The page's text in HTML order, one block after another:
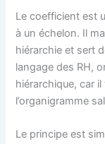
Le coefficient est
à un échelon. Il
hiérarchie et sert
langage des RH,
hiérarchique, car
l’organigramme
Le principe est